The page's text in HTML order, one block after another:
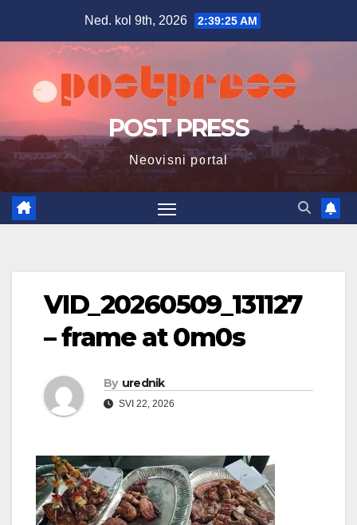
Ned. kol 9th, 2026 2:39:26 AM
POST PRESS
Neovisni portal
VID_20260509_131127
– frame at 0m0s
By urednik
SVI 22, 2026